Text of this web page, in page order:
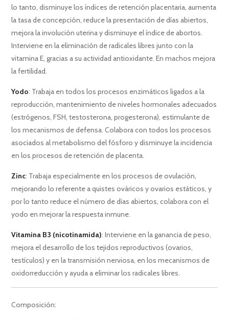
lo tanto, disminuye los índices de retención placentaria, aumenta
la tasa de concepción, reduce la presentación de días abiertos,
mejora la involución uterina y disminuye el índice de abortos.
Interviene en la eliminación de radicales libres junto con la
vitamina E, gracias a su actividad antioxidante. En machos mejora
la fertilidad.
Yodo: Trabaja en todos los procesos enzimáticos ligados a la
reproducción, mantenimiento de niveles hormonales adecuados
(estrógenos, FSH, testosterona, progesterona), estimulante de
los mecanismos de defensa. Colabora con todos los procesos
asociados al metabolismo del fósforo y disminuye la incidencia
en los procesos de retención de placenta.
Zinc: Trabaja especialmente en los procesos de ovulación,
mejorando lo referente a quistes ováricos y ovarios estáticos, y
por lo tanto reduce el número de días abiertos, colabora con el
yodo en mejorar la respuesta inmune.
Vitamina B3 (nicotinamida): Interviene en la ganancia de peso,
mejora el desarrollo de los tejidos reproductivos (ovarios,
testículos) y en la transmisión nerviosa, en los mecanismos de
oxidorreducción y ayuda a eliminar los radicales libres.
Composición: